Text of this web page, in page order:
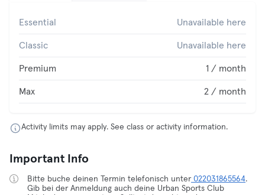
Essential Unavailable here
Classic Unavailable here
Premium 1 / month
Max 2 / month
Activity limits may apply. See class or activity information.
Important Info
Bitte buche deinen Termin telefonisch unter022031865564.
Gib bei der Anmeldung auch deine Urban Sports Club